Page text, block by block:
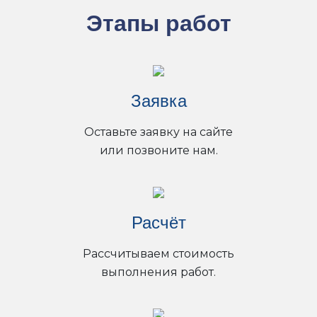
Этапы работ
Заявка
Оставьте заявку на сайте
или позвоните нам.
Расчёт
Рассчитываем стоимость
выполнения работ.